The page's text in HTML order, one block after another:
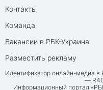
Контакты
Команда
Вакансии в РБК-Украина
Разместить рекламу
Идентификатор онлайн-медиа
—
Информационный портал